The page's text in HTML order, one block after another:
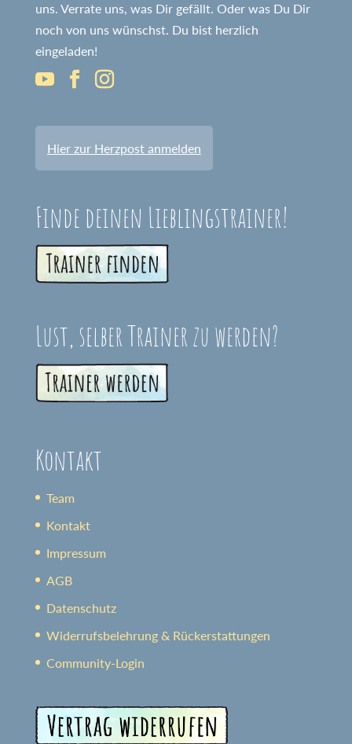
uns. Verrate uns, was Dir gefällt. Oder was Du Dir
noch von uns wünschst. Du bist herzlich
eingeladen!
Hier zur Herzpost anmelden
Finde deinen Lieblingstrainer!
Lust, selber Trainer zu werden?
Kontakt
Team
Kontakt
Impressum
AGB
Datenschutz
Widerrufsbelehrung & Rückerstattungen
Community-Login